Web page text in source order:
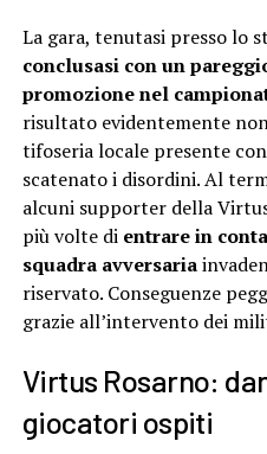
La gara, tenutasi presso lo
conclusasi con un
promozione nel
risultato evidentemente
tifoseria locale presente
scatenato i disordini. Al
alcuni supporter della
più volte di entrare in
squadra avversaria
riservato. Conseguenze
grazie all’intervento dei
Virtus Rosarno:
giocatori ospiti